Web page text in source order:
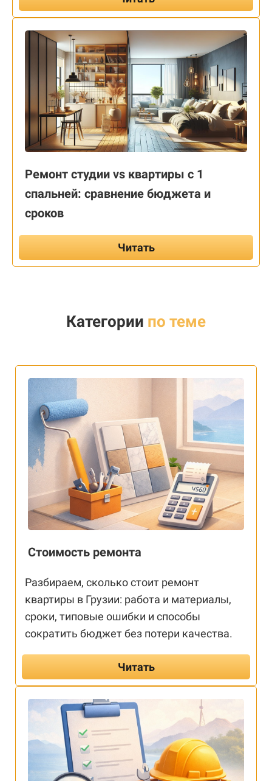
Ремонт студии vs квартиры с 1
спальней: сравнение бюджета и
сроков
Читать
Категории по теме
Стоимость ремонта
Разбираем, сколько стоит ремонт
квартиры в Грузии: работа и материалы,
сроки, типовые ошибки и способы
сократить бюджет без потери качества.
Читать